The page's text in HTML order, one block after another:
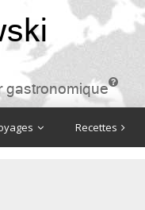
gastronomique

Recettes